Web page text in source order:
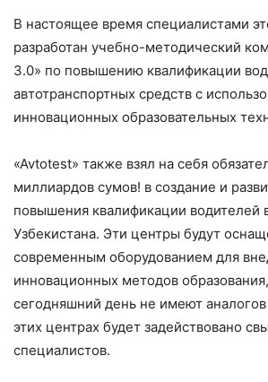
В настоящее время специалистами
разработан учебно-методический
3.0» по повышению квалификации
автотранспортных средств с
инновационных образовательных
«Avtotest» также взял на себя
миллиардов сумов! в создание и
повышения квалификации водителей
Узбекистана. Эти центры будут
современным оборудованием для
инновационных методов
сегодняшний день не имеют
этих центрах будет задействовано
специалистов.